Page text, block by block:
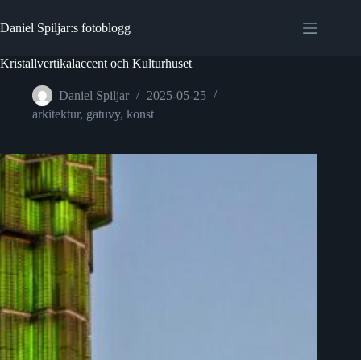
till
innehåll
Daniel Spiljar:s fotoblogg
Kristallvertikalaccent och Kulturhuset
Daniel Spiljar
2025-05-25
arkitektur, gatuvy, konst